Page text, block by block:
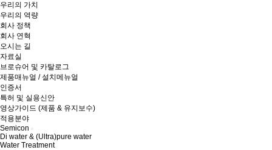
우리의 가치
우리의 역량
회사 정책
회사 연혁
오시는 길
자료실
브로슈어 및 카탈로그
제품매뉴얼 / 설치메뉴얼
인증서
특허 및 실용신안
영상가이드 (제품 & 유지보수)
적용분야
Semicon
Di water & (Ultra)pure water
Water Treatment